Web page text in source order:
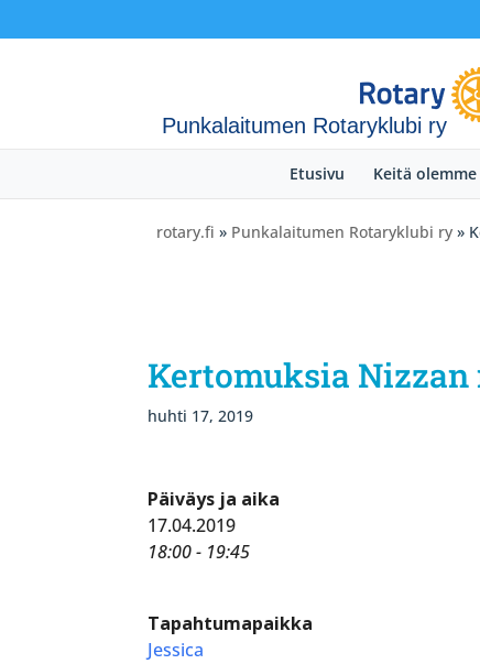
Punkalaitumen Rotaryklubi ry
Etusivu Keitä olemme
rotary.fi » Punkalaitumen Rotaryklubi ry »
Kertomuksia
huhti 17, 2019
Päiväys ja aika
17.04.2019
18:00 - 19:45
Tapahtumapaikka
Jessica